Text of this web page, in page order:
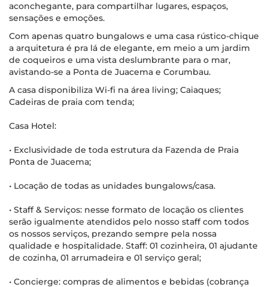
aconchegante, para compartilhar lugares, espaços,
sensações e emoções.
Com apenas quatro bungalows e uma casa rústico-chique
a arquitetura é pra lá de elegante, em meio a um jardim
de coqueiros e uma vista deslumbrante para o mar,
avistando-se a Ponta de Juacema e Corumbau.
A casa disponibiliza Wi-fi na área living; Caiaques;
Cadeiras de praia com tenda;
Casa Hotel:
• Exclusividade de toda estrutura da Fazenda de Praia
Ponta de Juacema;
• Locação de todas as unidades bungalows/casa.
• Staff & Serviços: nesse formato de locação os clientes
serão igualmente atendidos pelo nosso staff com todos
os nossos serviços, prezando sempre pela nossa
qualidade e hospitalidade. Staff: 01 cozinheira, 01 ajudante
de cozinha, 01 arrumadeira e 01 serviço geral;
• Concierge: compras de alimentos e bebidas (cobrança